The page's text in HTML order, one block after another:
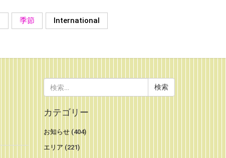
季節
International
索:
カテゴリー
お知らせ(404)
エリア (221)